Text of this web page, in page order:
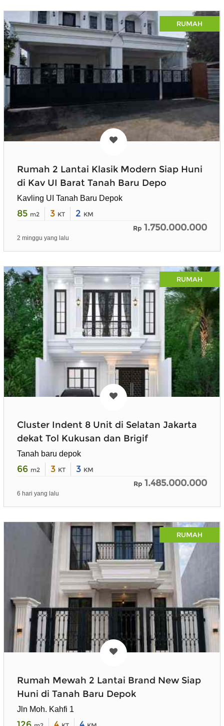
RUMAH
Rumah 2 Lantai Klasik Modern Siap Huni
di Kav UI Barat Tanah Baru Depo
Kavling UI Tanah Baru Depok
85 m2 3 KT 2 KM
Rp 1.750.000.000
2 minggu yang lalu
RUMAH
Cluster Indent 8 Unit di Selatan Jakarta
dekat Tol Kukusan dan Brigif
Tanah baru depok
66 m2 3 KT 3 KM
Rp 1.485.000.000
6 hari yang lalu
RUMAH
Rumah Mewah 2 Lantai Brand New Siap
Huni di Tanah Baru Depok
Jln Moh. Kahfi 1